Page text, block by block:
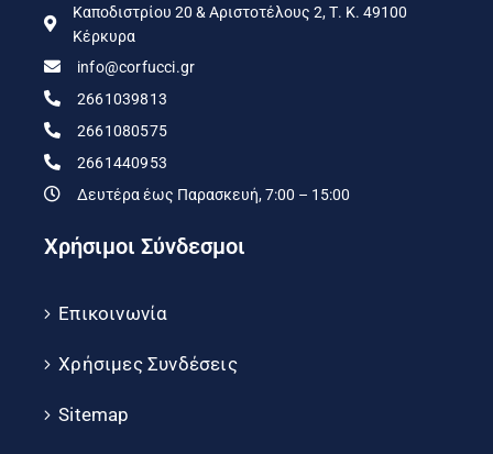
Καποδιστρίου 20 & Αριστοτέλους 2, Τ. Κ. 49100
Κέρκυρα
info@corfucci.gr
2661039813
2661080575
2661440953
Δευτέρα έως Παρασκευή, 7:00 – 15:00
Χρήσιμοι Σύνδεσμοι
Επικοινωνία
Χρήσιμες Συνδέσεις
Sitemap